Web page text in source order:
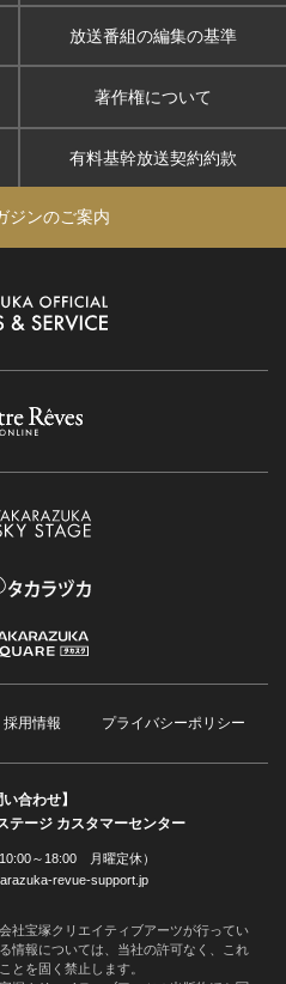
放送番組の編集の基準
著作権について
有料基幹放送契約約款
ジンのご案内
採用情報 プライバシーポリシー
い合わせ】
テージ カスタマーセンター
～18:00 月曜定休）
revue-support.jp
社宝塚クリエイティブアーツが行ってい
情報については、当社の許可なく、これ
とを固く禁止します。